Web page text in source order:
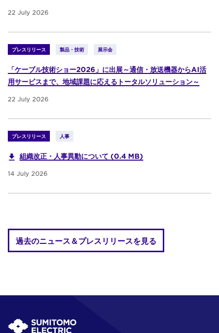
22 July 2026
プレスリリース 製品・技術 展示会
「ケーブル技術ショー2026」に出展～通信・放送機器からAI活
用サービスまで、地域課題に応えるトータルソリューション～
22 July 2026
プレスリリース 人事
組織改正・人事異動について (0.4 MB)
14 July 2026
過去のニュース＆プレスリリースを見る